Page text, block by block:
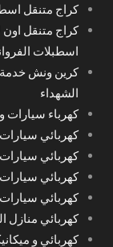
كراج متنقل
كراج متنقل اون
اسطبلات
كرين ونش
الشهداء
كهرباء سيارات
كهربائي سيارات
كهربائي سيارات
كهربائي
كهربائي
كهربائي منازل الكويت
كهربائي و